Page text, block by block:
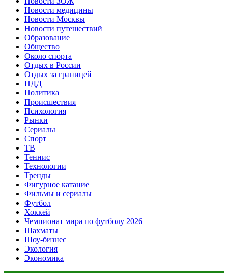
Новости медицины
Новости Москвы
Новости путешествий
Образование
Общество
Около спорта
Отдых в России
Отдых за границей
ПДД
Политика
Происшествия
Психология
Рынки
Сериалы
Спорт
ТВ
Теннис
Технологии
Тренды
Фигурное катание
Фильмы и сериалы
Футбол
Хоккей
Чемпионат мира по футболу 2026
Шахматы
Шоу-бизнес
Экология
Экономика